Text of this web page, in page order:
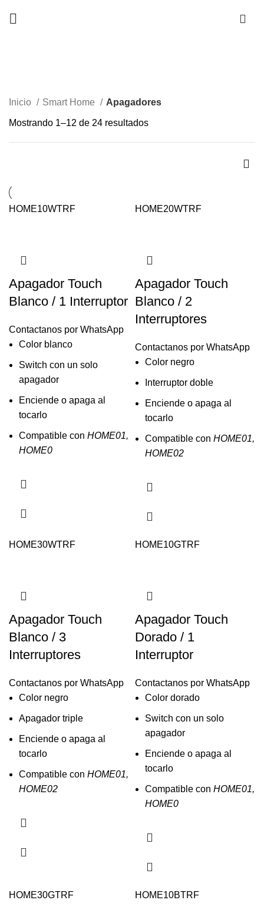
CATEGORÍAS
Inicio Smart Home Apagadores
Mostrando 1–12 de 24 resultados
HOME10WTRF
Apagador Touch
Blanco / 1 Interruptor
Contactanos por WhatsApp
Color blanco
Switch con un solo
apagador
Enciende o apaga al
tocarlo
Compatible con HOME01,
HOME0
HOME20WTRF
Apagador Touch
Blanco / 2
Interruptores
Contactanos por WhatsApp
Color negro
Interruptor doble
Enciende o apaga al
tocarlo
Compatible con HOME01,
HOME02
HOME30WTRF
Apagador Touch
Blanco / 3
Interruptores
Contactanos por WhatsApp
Color negro
Apagador triple
Enciende o apaga al
tocarlo
Compatible con HOME01,
HOME02
HOME10GTRF
Apagador Touch
Dorado / 1
Interruptor
Contactanos por WhatsApp
Color dorado
Switch con un solo
apagador
Enciende o apaga al
tocarlo
Compatible con HOME01,
HOME0
HOME30GTRF HOME10BTRF